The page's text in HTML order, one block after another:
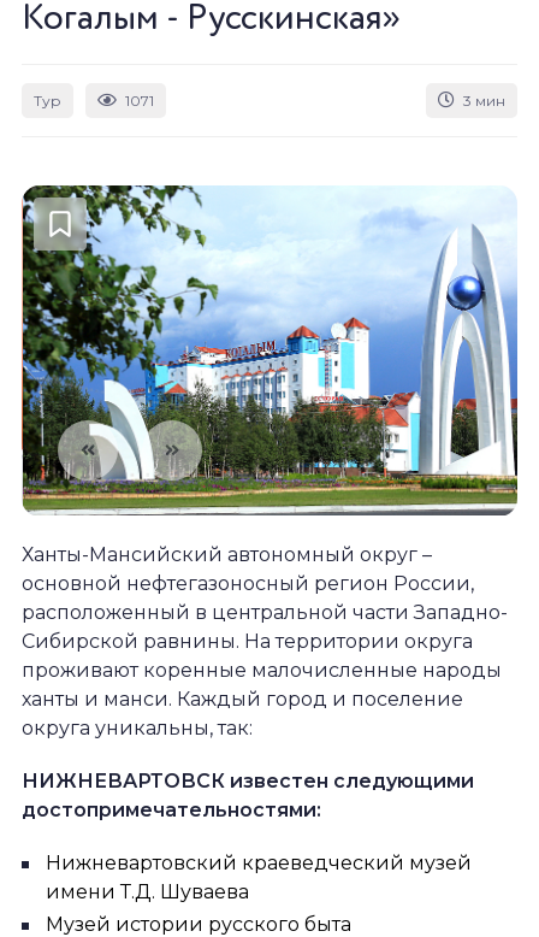
Когалым - Русскинская»
Тур 1071 3 мин
Ханты-Мансийский автономный округ –
основной нефтегазоносный регион России,
расположенный в центральной части Западно-
Сибирской равнины. На территории округа
проживают коренные малочисленные народы
ханты и манси. Каждый город и поселение
округа уникальны, так:
НИЖНЕВАРТОВСК известен следующими
достопримечательностями:
Нижневартовский краеведческий музей
имени Т.Д. Шуваева
Музей истории русского быта